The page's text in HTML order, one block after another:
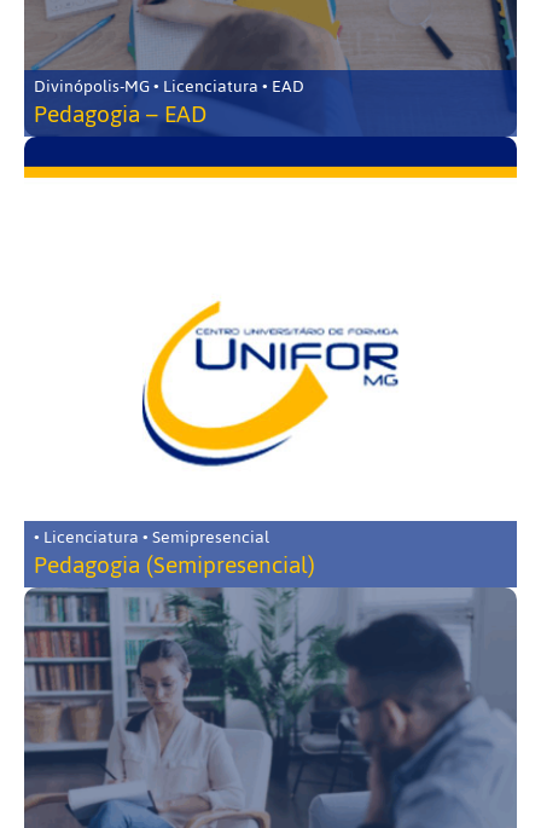
Divinópolis-MG • Licenciatura • EAD
Pedagogia – EAD
• Licenciatura • Semipresencial
Pedagogia (Semipresencial)